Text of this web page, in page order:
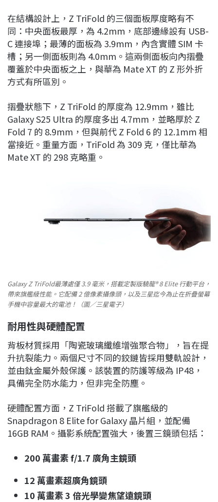
在結構設計上，Z TriFold 的三個面板厚度略有不
同：中央面板最厚，為 4.2mm，底部邊緣設有 USB-
C 連接埠；最薄的面板為 3.9mm，內含實體 SIM 卡
槽；另一側面板則為 4.0mm。這兩側面板向內摺疊
覆蓋於中央面板之上，與華為 Mate XT 的 Z 形外折
方式有所區別。
摺疊狀態下，Z TriFold 的厚度為 12.9mm，雖比
Galaxy S25 Ultra 的厚度多出 4.7mm，並略厚於 Z
Fold 7 的 8.9mm，但與前代 Z Fold 6 的 12.1mm 相
當接近。重量方面，TriFold 為 309 克，僅比華為
Mate XT 的 298 克略重。
Galaxy Z TriFold最薄處僅 3.9 毫米，搭載定製版驍龍® 8 Elite 行動平台，
帶來旗艦級性能。它配備 2 億像素攝像頭，以及三星迄今為止在折疊螢幕
手機中容量最大的電池！（圖／三星電子）
耐用性與硬體配置
背板材質採用「陶瓷玻璃纖維增強聚合物」，旨在提
升抗裂能力。兩個尺寸不同的鉸鏈皆採用雙軌設計，
並由鈦金屬外殼保護。該裝置的防護等級為 IP48，
具備完全防水能力，但非完全防塵。
硬體配置方面，Z TriFold 搭載了旗艦級的
Snapdragon 8 Elite for Galaxy 晶片組，並配備
16GB RAM。攝影系統配置強大，後置三鏡頭包括：
200 萬畫素 f/1.7 廣角主鏡頭
12 萬畫素超廣角鏡頭
10 萬畫素 3 倍光學變焦望遠鏡頭